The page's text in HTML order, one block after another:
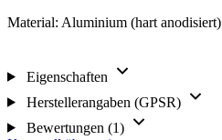
Material: Aluminium (hart anodisiert)
Eigenschaften
Herstellerangaben (GPSR)
Bewertungen (1)